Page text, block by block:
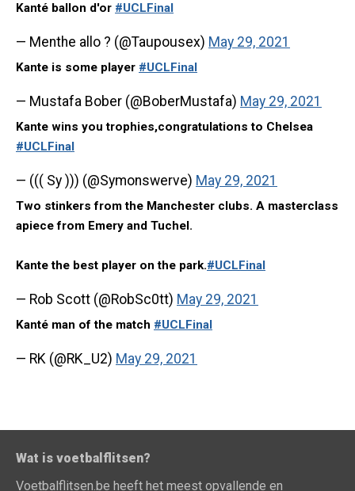
Kanté ballon d'or #UCLFinal
— Menthe allo ? (@Taupousex) May 29, 2021
Kante is some player #UCLFinal
— Mustafa Bober (@BoberMustafa) May 29, 2021
Kante wins you trophies,congratulations to Chelsea
#UCLFinal
— ((( Sy ))) (@Symonswerve) May 29, 2021
Two stinkers from the Manchester clubs. A masterclass
apiece from Emery and Tuchel.
Kante the best player on the park.#UCLFinal
— Rob Scott (@RobSc0tt) May 29, 2021
Kanté man of the match #UCLFinal
— RK (@RK_U2) May 29, 2021
Wat is voetbalflitsen?
Voetbalflitsen.be heeft het meest opvallende en